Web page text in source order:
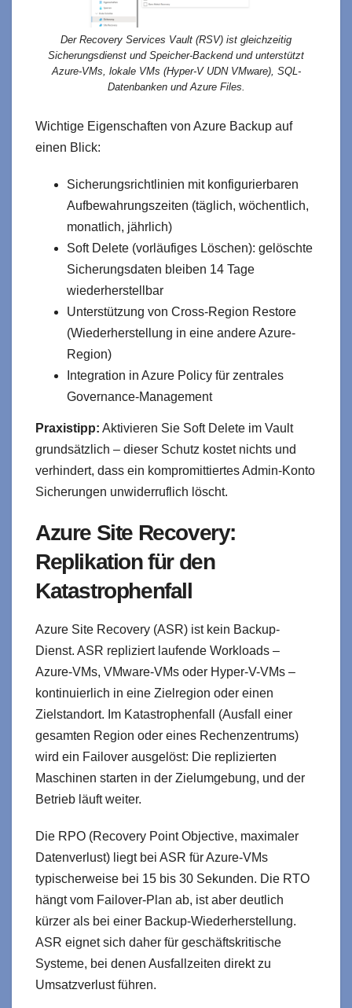
Der Recovery Services Vault (RSV) ist gleichzeitig
Sicherungsdienst und Speicher-Backend und unterstützt
Azure-VMs, lokale VMs (Hyper-V UDN VMware), SQL-
Datenbanken und Azure Files.
Wichtige Eigenschaften von Azure Backup auf
einen Blick:
Sicherungsrichtlinien mit konfigurierbaren
Aufbewahrungszeiten (täglich, wöchentlich,
monatlich, jährlich)
Soft Delete (vorläufiges Löschen): gelöschte
Sicherungsdaten bleiben 14 Tage
wiederherstellbar
Unterstützung von Cross-Region Restore
(Wiederherstellung in eine andere Azure-
Region)
Integration in Azure Policy für zentrales
Governance-Management
Praxistipp: Aktivieren Sie Soft Delete im Vault
grundsätzlich – dieser Schutz kostet nichts und
verhindert, dass ein kompromittiertes Admin-Konto
Sicherungen unwiderruflich löscht.
Azure Site Recovery:
Replikation für den
Katastrophenfall
Azure Site Recovery (ASR) ist kein Backup-
Dienst. ASR repliziert laufende Workloads –
Azure-VMs, VMware-VMs oder Hyper-V-VMs –
kontinuierlich in eine Zielregion oder einen
Zielstandort. Im Katastrophenfall (Ausfall einer
gesamten Region oder eines Rechenzentrums)
wird ein Failover ausgelöst: Die replizierten
Maschinen starten in der Zielumgebung, und der
Betrieb läuft weiter.
Die RPO (Recovery Point Objective, maximaler
Datenverlust) liegt bei ASR für Azure-VMs
typischerweise bei 15 bis 30 Sekunden. Die RTO
hängt vom Failover-Plan ab, ist aber deutlich
kürzer als bei einer Backup-Wiederherstellung.
ASR eignet sich daher für geschäftskritische
Systeme, bei denen Ausfallzeiten direkt zu
Umsatzverlust führen.